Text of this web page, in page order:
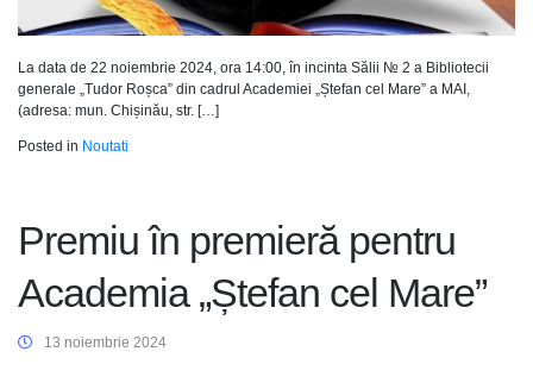
La data de 22 noiembrie 2024, ora 14:00, în incinta Sălii № 2 a Bibliotecii
generale „Tudor Roșca” din cadrul Academiei „Ștefan cel Mare” a MAI,
(adresa: mun. Chișinău, str. […]
Posted in Noutati
Premiu în premieră pentru
Academia „Ștefan cel Mare”
13 noiembrie 2024